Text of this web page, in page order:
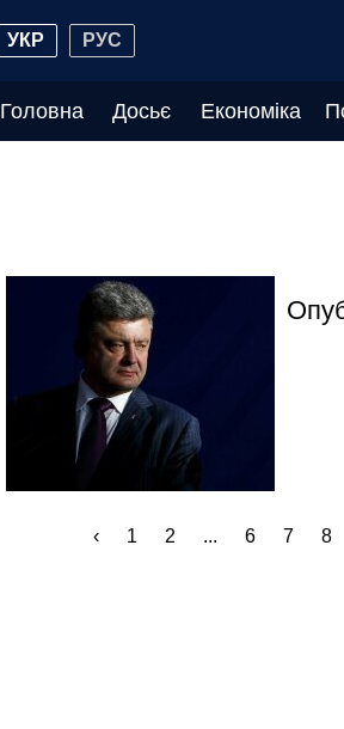
УКР РУС
Головна Досьє Економіка
‹ 1 2 ... 6 7 8